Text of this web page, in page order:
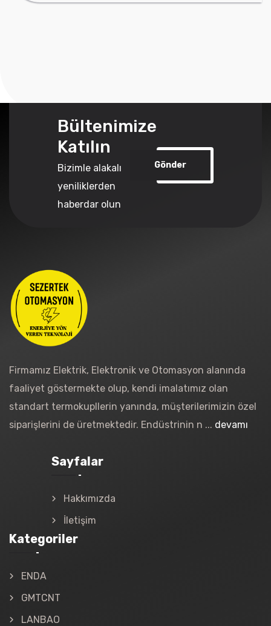
Bültenimize
Katılın
Bizimle alakalı
yeniliklerden
haberdar olun
Gönder
Firmamız Elektrik, Elektronik ve Otomasyon alanında
faaliyet göstermekte olup, kendi imalatımız olan
standart termokupllerin yanında, müşterilerimizin özel
siparişlerini de üretmektedir. Endüstrinin n ... devamı
Sayfalar
Hakkımızda
İletişim
Kategoriler
ENDA
GMTCNT
LANBAO